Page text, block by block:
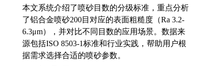
本文系统介绍了喷砂目数的分级标准，重点分析
了铝合金喷砂200目对应的表面粗糙度（Ra 3.2-
6.3μm），并对比不同目数的应用场景。数据来
源包括ISO 8503-1标准和行业实践，帮助用户根
据需求选择合适的喷砂参数。